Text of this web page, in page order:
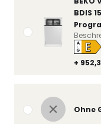
BDIS
+
A
↑
G E
Ohne